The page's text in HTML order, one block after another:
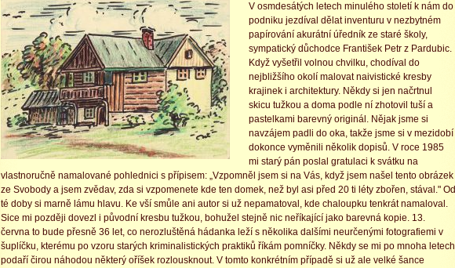
V osmdesátých letech minulého století k nám do
podniku jezdíval dělat inventuru v nezbytném
papírování akurátní úředník ze staré školy,
sympatický důchodce František Petr z Pardubic.
Když vyšetřil volnou chvilku, chodíval do
nejbližšího okolí malovat naivistické kresby
krajinek i architektury. Někdy si jen načrtnul
skicu tužkou a doma podle ní zhotovil tuší a
pastelkami barevný originál. Nějak jsme si
navzájem padli do oka, takže jsme si v mezidobí
dokonce vyměnili několik dopisů. V roce 1985
mi starý pán poslal gratulaci k svátku na
vlastnoručně namalované pohlednici s přípisem: „Vzpomněl jsem si na Vás, když jsem našel tento obrázek
ze Svobody a jsem zvědav, zda si vzpomenete kde ten domek, než byl asi před 20 ti léty zbořen, stával." Od
té doby si marně lámu hlavu. Ke vší smůle ani autor si už nepamatoval, kde chaloupku tenkrát namaloval.
Sice mi později dovezl i původní kresbu tužkou, bohužel stejně nic neříkající jako barevná kopie. 13.
června to bude přesně 36 let, co nerozluštěná hádanka leží s několika dalšími neurčenými fotografiemi v
šuplíčku, kterému po vzoru starých kriminalistických praktiků říkám pomníčky. Někdy se mi po mnoha letech
podaří čirou náhodou některý oříšek rozlousknout. V tomto konkrétním případě si už ale velké šance